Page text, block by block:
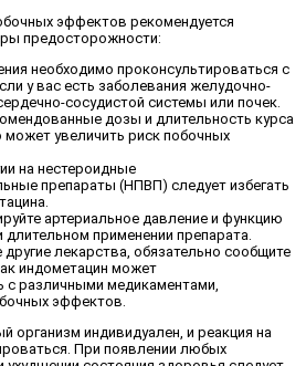
эффектов рекомендуется
предосторожности:
необходимо проконсультироваться с
у вас есть заболевания желудочно-
сосудистой системы или почек.
дозы и длительность курса
может увеличить риск побочных
на нестероидные
препараты (НПВП) следует избегать
артериальное давление и функцию
длительном применении препарата.
лекарства, обязательно сообщите
индометацин может
с различными медикаментами,
эффектов.
организм индивидуален, и реакция на
При появлении любых